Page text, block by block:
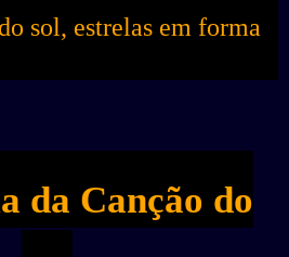
sol, estrelas em forma
da Canção do